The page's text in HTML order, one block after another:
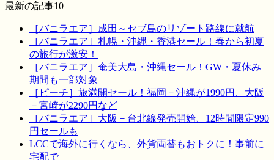
最新の記事10
［バニラエア］成田～セブ島のリゾート路線に就航
［バニラエア］札幌・沖縄・香港セール！春から初夏
の旅行が激安！
［バニラエア］奄美大島・沖縄セール！GW・夏休み
期間も一部対象
［ピーチ］旅満開セール！福岡－沖縄が1990円、大阪
－宮崎が2290円など
［バニラエア］大阪－台北線発売開始、12時間限定990
円セールも
LCCで海外に行くなら、外貨両替もおトクに！事前に
宅配で